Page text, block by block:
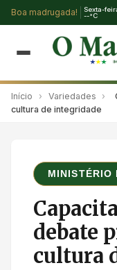
Boa madrugada!
Sexta-
--°C
Início › Variedades ›
cultura de integridade
MINISTÉRIO
debate
cultura